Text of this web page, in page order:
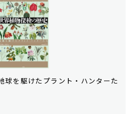
球を駆けたプラント・ハンターた